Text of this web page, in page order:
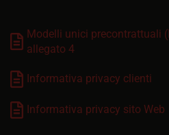
Modelli unici precontrattuali
allegato 4
Informativa privacy clienti
Informativa privacy sito Web